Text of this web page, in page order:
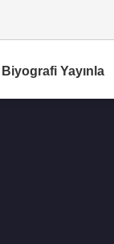
Biyografi Yayınla